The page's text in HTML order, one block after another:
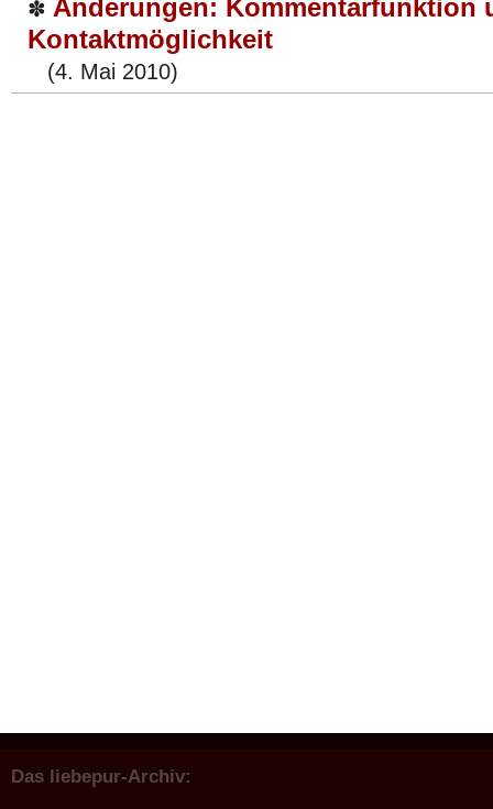
✽ Änderungen: Kommentarfunktion
Kontaktmöglichkeit
(4. Mai 2010)
Das liebepur-Archiv: